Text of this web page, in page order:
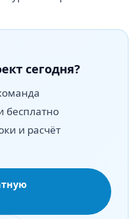
сегодня?
бесплатно
и расчёт